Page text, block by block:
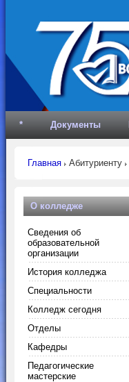
* Документы
Главная Абитуриенту
О колледже
Сведения об
образовательной
организации
История колледжа
Специальности
Колледж сегодня
Отделы
Кафедры
Педагогические
мастерские